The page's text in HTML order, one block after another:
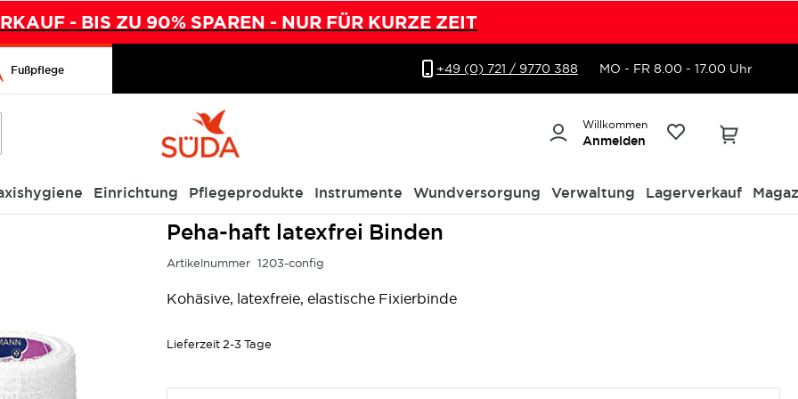
- BIS ZU 90% SPAREN - NUR FÜR KURZE ZEIT
Fußpflege +49 (0) 721 / 9770 388 MO - FR 8.00 - 17.00 Uhr
Willkommen
Anmelden
Einrichtung Pflegeprodukte Instrumente Wundversorgung Verwaltung Lagerverkauf
Peha-haft latexfrei Binden
Peha-haft latexfrei Binden
Artikelnummer 1203-config
Kohäsive, latexfreie, elastische Fixierbinde
Lieferzeit 2-3 Tage